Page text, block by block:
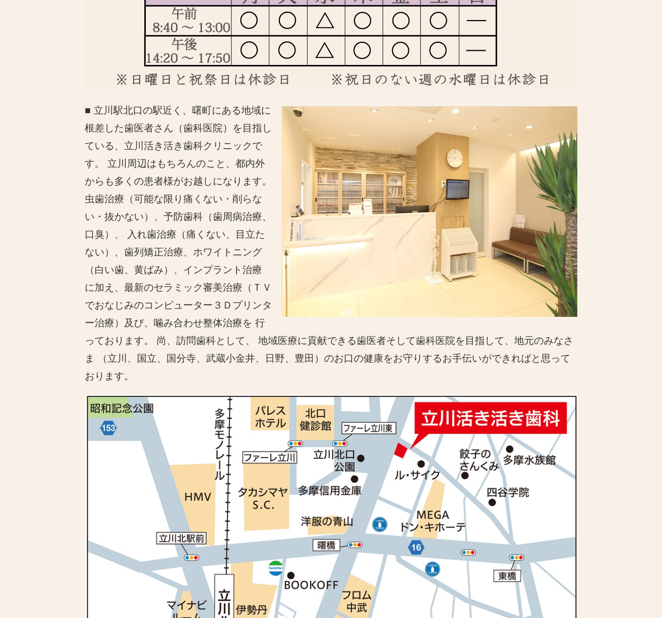
■ 立川駅北口の駅近く、曙町にある地域に
根差した歯医者さん（歯科医院）を目指し
ている、立川活き活き歯科クリニックで
す。 立川周辺はもちろんのこと、都内外
からも多くの患者様がお越しになります。
虫歯治療（可能な限り痛くない・削らな
い・抜かない）、予防歯科（歯周病治療、
口臭）、 入れ歯治療（痛くない、目立た
ない）、歯列矯正治療、ホワイトニング
（白い歯、黄ばみ）、インプラント治療
に加え、最新のセラミック審美治療（ＴＶ
でおなじみのコンピューター３Ｄプリンタ
ー治療）及び、噛み合わせ整体治療を 行
っております。 尚、訪問歯科として、 地域医療に貢献できる歯医者そして歯科医院を目指して、地元のみなさ
ま （立川、国立、国分寺、武蔵小金井、日野、豊田）のお口の健康をお守りするお手伝いができればと思って
おります。